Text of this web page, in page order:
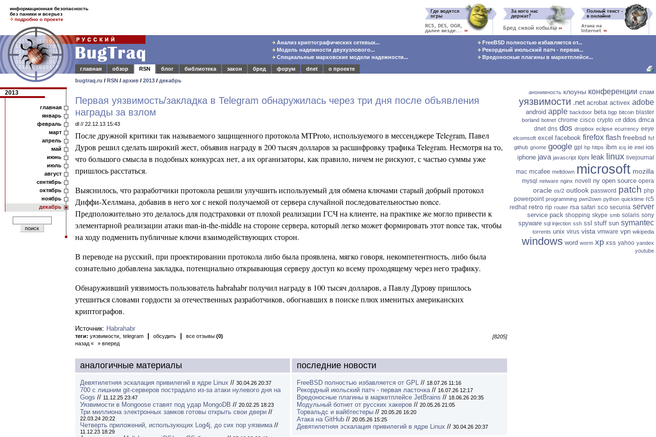
информационная безопасность
без паники и всерьез
подробно о проекте
Анализ криптографических сетевых...
Модель надежности двухузлового...
Специальные марковские модели надежности...
FreeBSD полностью избавляется от...
Рекордный июльский патч - первая...
Вредоносные плагины в маркетплейсе...
главная
обзор RSN блог библиотека закон бред форум dnet
о проекте
bugtraq.ru / RSN / архив / 2013 / декабрь
2013
главная
январь
февраль
март
апрель
май
июнь
июль
август
сентябрь
октябрь
ноябрь
декабрь
Первая уязвимость/закладка в Telegram обнаружилась через три дня после объявления
награды за взлом
dl // 22.12.13 15:43
После дружной критики так называемого защищенного протокола MTProto, используемого в мессенджере Telegram, Павел
Дуров решил сделать широкий жест, объявив награду в 200 тысяч долларов за расшифровку трафика Telegram. Несмотря на то,
что большого смысла в подобных конкурсах нет, а их организаторы, как правило, ничем не рискуют, с частью суммы уже
пришлось расстаться.
Выяснилось, что разработчики протокола решили улучшить используемый для обмена ключами старый добрый протокол
Диффи-Хеллмана, добавив в него xor с некой получаемой от сервера случайной последовательностью nonce.
Предположительно это делалось для подстраховки от плохой реализации ГСЧ на клиенте, на практике же могло привести к
элементарной реализации атаки man-in-the-middle на стороне сервера, который легко может формировать этот nonce так, чтобы
на ходу подменить публичные ключи взаимодействующих сторон.
В переводе на русский, при проектировании протокола либо была проявлена, мягко говоря, некомпетентность, либо была
сознательно добавлена закладка, потенциально открывающая серверу доступ ко всему проходящему через него трафику.
Обнаруживший уязвимость пользователь habrahabr получил награду в 100 тысяч долларов, а Павлу Дурову пришлось
утешиться словами гордости за отечественных разработчиков, обогнавших в поиске плюх именитых американских
криптографов.
Источник: Habrahabr
теги: уязвимости, telegram обсудить все отзывы (0)
[8205]
назад «
» вперед
аналогичные материалы
Девятилетняя эскалация привилегий в ядре Linux // 30.04.26 20:37
700 с лишним git-серверов пострадало из-за атаки нулевого дня на
Gogs // 11.12.25 23:47
Уязвимости в Mongoose ставят под удар MongoDB // 20.02.25 18:23
Три миллиона электронных замков готовы открыть свои двери //
22.03.24 20:22
Четверть приложений, использующих Log4j, до сих пор уязвима//
11.12.23 18:29
последние новости
FreeBSD полностью избавляется от GPL // 18.07.26 11:16
Рекордный июльский патч - первая ласточка// 16.07.26 12:17
Вредоносные плагины в маркетплейсе JetBrains // 18.06.26 20:35
Модульный ботнет от русских хакеров // 20.05.26 21:05
Торвальдс и вайбтестеры // 20.05.26 16:20
Атака на GitHub // 20.05.26 15:25
Девятилетняя эскалация привилегий в ядре Linux // 30.04.26 20:37
анонимность клоуны конференции спам
уязвимости .net acrobat activex adobe
android apple backdoor beta bgp bitcoin blaster
borland botnet chrome cisco crypto ctf ddos dmca
dnet dns dos dropbox eclipse ecurrency eeye
elcomsoft excel facebook firefox flash freebsd fsf
github gnome google gpl hp https ibm icq ie intel ios
iphone java javascript l0pht leak linux livejournal
mac mcafee meltdown microsoft mozilla
mysql netware nginx novell ny open source opera
oracle os/2 outlook password patch php
powerpoint programming pwn2own python quicktime rc5
redhat retro rip router rsa safari sco secunia server
service pack shopping skype smb solaris sony
spyware sql injection ssh ssl stuff sun symantec
torrents unix virus vista vmware vpn wikipedia
windows word worm xp xss yahoo yandex
youtube